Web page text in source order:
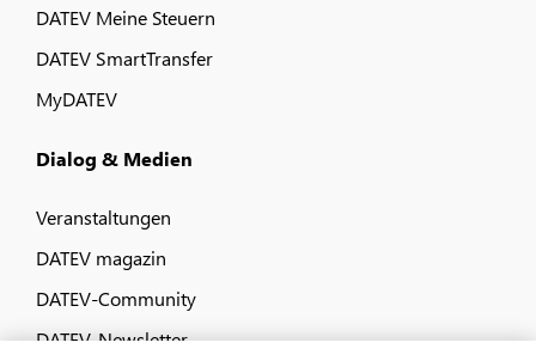
DATEV Meine Steuern
DATEV SmartTransfer
MyDATEV
Dialog & Medien
Veranstaltungen
DATEV magazin
DATEV-Community
DATEV-Newsletter